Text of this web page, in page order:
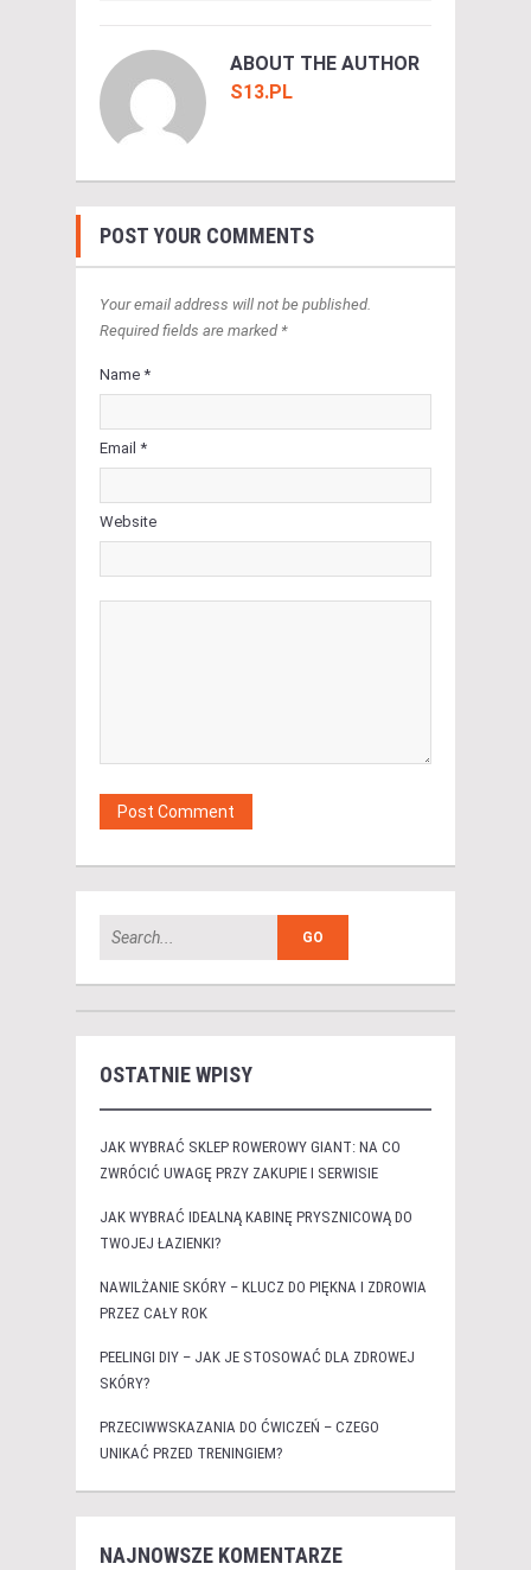
ABOUT THE AUTHOR
S13.PL
POST YOUR COMMENTS
Your email address will not be published.
Required fields are marked *
Name *
Email *
Website
OSTATNIE WPISY
JAK WYBRAĆ SKLEP ROWEROWY GIANT: NA CO
ZWRÓCIĆ UWAGĘ PRZY ZAKUPIE I SERWISIE
JAK WYBRAĆ IDEALNĄ KABINĘ PRYSZNICOWĄ DO
TWOJEJ ŁAZIENKI?
NAWILŻANIE SKÓRY – KLUCZ DO PIĘKNA I ZDROWIA
PRZEZ CAŁY ROK
PEELINGI DIY – JAK JE STOSOWAĆ DLA ZDROWEJ
SKÓRY?
PRZECIWWSKAZANIA DO ĆWICZEŃ – CZEGO
UNIKAĆ PRZED TRENINGIEM?
NAJNOWSZE KOMENTARZE